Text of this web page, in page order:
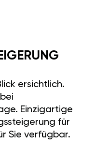
ersichtlich.
Einzigartige
für
Sie verfügbar.